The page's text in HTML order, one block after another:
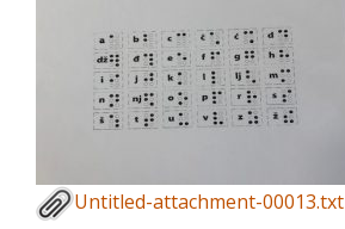
Untitled-attachment-00013.txt